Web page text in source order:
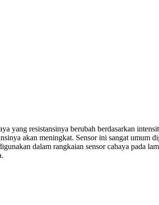
yang resistansinya berubah berdasarkan
akan meningkat. Sensor ini sangat
dalam rangkaian sensor cahaya pada